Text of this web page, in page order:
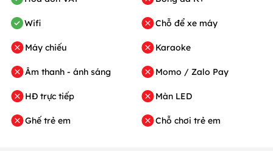
Wifi
Máy chiếu
Âm thanh - ánh sáng
HĐ trực tiếp
Ghế trẻ em
Chỗ để xe máy
Karaoke
Momo / Zalo Pay
Màn LED
Chỗ chơi trẻ em